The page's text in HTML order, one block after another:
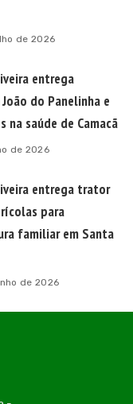
de 2026
entrega
do Panelinha e
saúde de Camacã
de 2026
entrega trator
para
familiar em Santa
de 2026